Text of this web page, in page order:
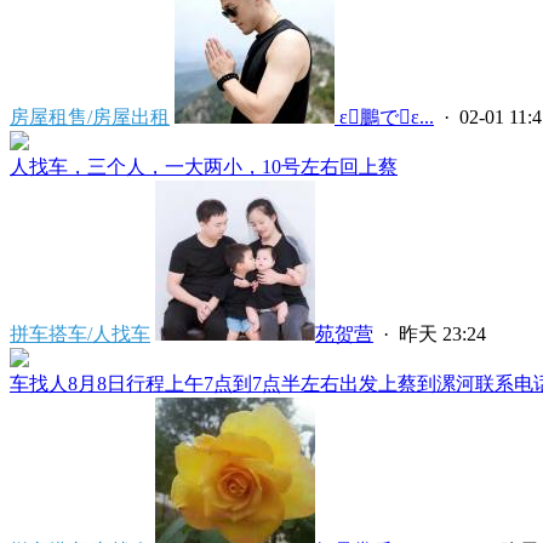
房屋租售/房屋出租  ε鵬でε... · 02-01
人找车，三个人，一大两小，10号左右回上蔡
拼车搭车/人找车 苑贺营 · 昨天 23:24
车找人8月8日行程上午7点到7点半左右出发上蔡到漯河联系电